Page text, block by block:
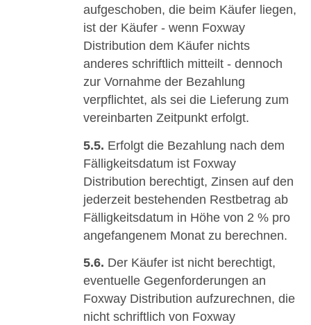
aufgeschoben, die beim Käufer liegen,
ist der Käufer - wenn Foxway
Distribution dem Käufer nichts
anderes schriftlich mitteilt - dennoch
zur Vornahme der Bezahlung
verpflichtet, als sei die Lieferung zum
vereinbarten Zeitpunkt erfolgt.
5.5. Erfolgt die Bezahlung nach dem
Fälligkeitsdatum ist Foxway
Distribution berechtigt, Zinsen auf den
jederzeit bestehenden Restbetrag ab
Fälligkeitsdatum in Höhe von 2 % pro
angefangenem Monat zu berechnen.
5.6. Der Käufer ist nicht berechtigt,
eventuelle Gegenforderungen an
Foxway Distribution aufzurechnen, die
nicht schriftlich von Foxway